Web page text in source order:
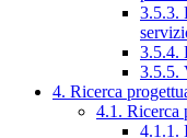
3.5.3.
3.5.4.
3.5.5.
4. Ricerca
4.1. Ricerca
4.1.1.